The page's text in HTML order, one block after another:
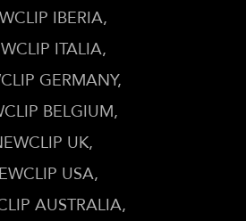
IBERIA
ITALIA
GERMANY
BELGIUM
UK
USA
AUSTRALIA